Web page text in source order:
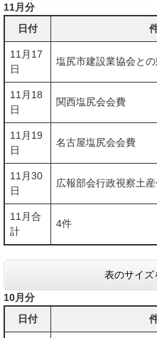
11月分
日付
11月17
日
塩尻市建設業協会と
11月18
日
関西塩尻会会費
11月19
日
名古屋塩尻会会費
11月30
日
広報部会行政視察土産
11月合
計
4件
表のサイズ
10月分
日付